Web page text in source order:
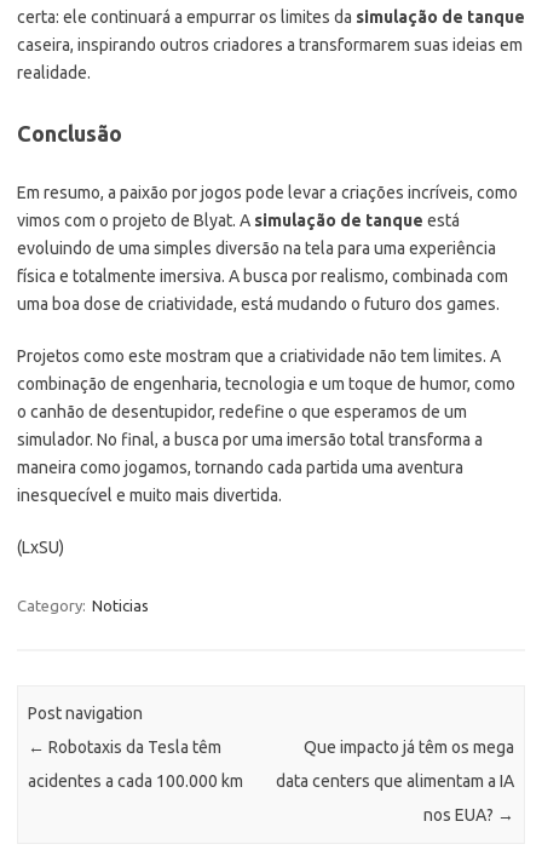
certa: ele continuará a empurrar os limites da simulação de tanque
caseira, inspirando outros criadores a transformarem suas ideias em
realidade.
Conclusão
Em resumo, a paixão por jogos pode levar a criações incríveis, como
vimos com o projeto de Blyat. A simulação de tanque está
evoluindo de uma simples diversão na tela para uma experiência
física e totalmente imersiva. A busca por realismo, combinada com
uma boa dose de criatividade, está mudando o futuro dos games.
Projetos como este mostram que a criatividade não tem limites. A
combinação de engenharia, tecnologia e um toque de humor, como
o canhão de desentupidor, redefine o que esperamos de um
simulador. No final, a busca por uma imersão total transforma a
maneira como jogamos, tornando cada partida uma aventura
inesquecível e muito mais divertida.
(LxSU)
Category: Noticias
Post navigation
← Robotaxis da Tesla têm
acidentes a cada 100.000 km
Que impacto já têm os mega
data centers que alimentam a IA
nos EUA? →